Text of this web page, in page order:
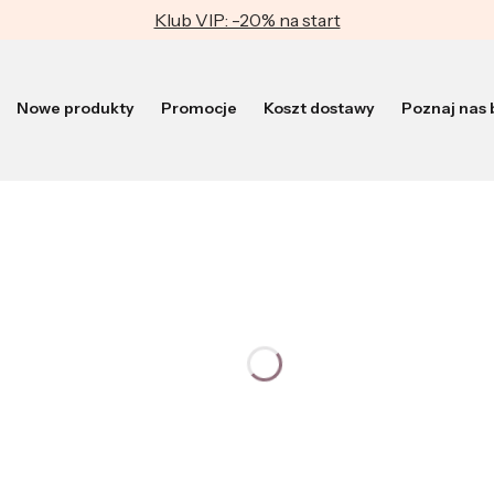
Klub VIP: -20% na start
Nowe produkty Promocje Koszt dostawy Poznaj nas